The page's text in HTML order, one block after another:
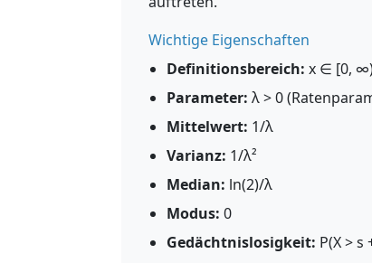
Wichtige Eigenschaften
Definitionsbereich: x ∈ [0,
Parameter: λ > 0
Mittelwert: 1/λ
Varianz: 1/λ²
Median: ln(2)/λ
Modus: 0
Gedächtnislosigkeit: P(X > s